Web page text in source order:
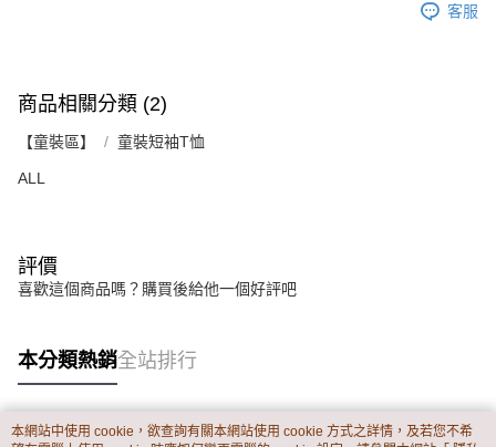
２．關於個人資料處理事宜，請瀏覽以下網址：
３．未成年的使用者請事先徵得法定代理人或監護人之同意方可使用
任。
５．嚴禁一人註冊多個帳號或使用他人資訊註冊。若發現惡意使用之情形，
恩沛科技股份有限公司將有權停止該用戶之使用額度並採取法律行動。
客服
商品相關分類 (2)
【童裝區】 童裝短袖T恤
ALL
評價
喜歡這個商品嗎？購買後給他一個好評吧
本分類熱銷全站排行
本網站中使用 cookie，欲查詢有關本網站使用 cookie 方式之詳情，及若您不希